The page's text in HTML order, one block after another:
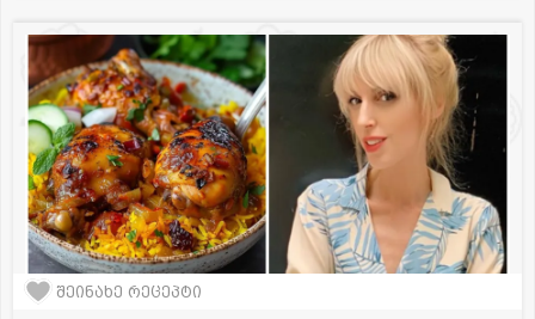
შეინახე რეცეპტი